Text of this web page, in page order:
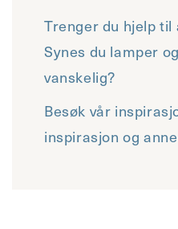
Trenger du hjelp til
Synes du lamper
vanskelig?
Besøk vår
inspirasjon og